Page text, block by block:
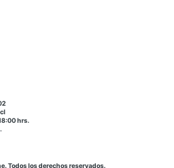
hrs.
Todos los derechos reservados.